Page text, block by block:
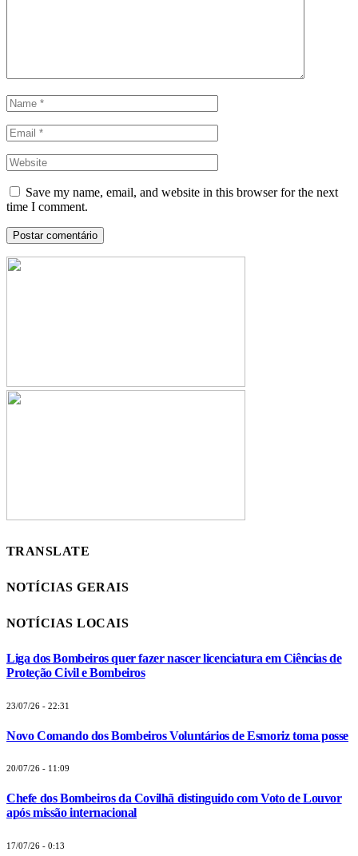
Save my name, email, and website in this browser for the next
time I comment.
TRANSLATE
NOTÍCIAS GERAIS
NOTÍCIAS LOCAIS
Liga dos Bombeiros quer fazer nascer licenciatura em Ciências de
Proteção Civil e Bombeiros
23/07/26 - 22:31
Novo Comando dos Bombeiros Voluntários de Esmoriz toma posse
20/07/26 - 11:09
Chefe dos Bombeiros da Covilhã distinguido com Voto de Louvor
após missão internacional
17/07/26 - 0:13